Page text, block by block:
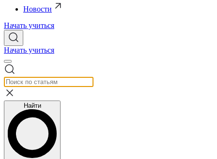
Новости
Начать учиться
Начать учиться
Найти